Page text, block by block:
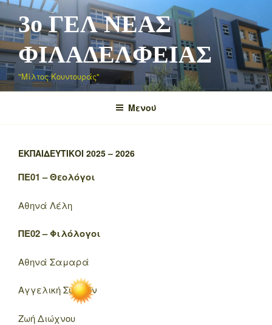
Μετάβαση
στο
περιεχόμενο
3o ΓΕΛ ΝΕΑΣ
ΦΙΛΑΔΕΛΦΕΙΑΣ
"Μίλτος Κουντουράς"
Μενού
ΕΚΠΑΙΔΕΥΤΙΚΟΊ 2025 – 2026
ΠΕ01 – Θεολόγοι
Αθηνά Λέλη
ΠΕ02 – Φιλόλογοι
Αθηνά Σαμαρά
Αγγελική Συμεών
Ζωή Διώχνου